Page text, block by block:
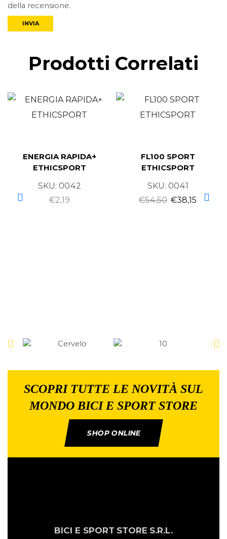
della recensione.
Prodotti Correlati
ENERGIA RAPIDA+
ETHICSPORT
SKU: 0042
€2,19
FL100 SPORT
ETHICSPORT
SKU: 0041
€54,50 €38,15
SCOPRI TUTTE LE NOVITÀ SUL
MONDO BICI E SPORT STORE
SHOP ONLINE
BICI E SPORT STORE S.R.L.